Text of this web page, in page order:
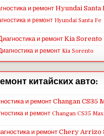
и ремонт Hyundai Santa Fe
и ремонт Kia Sorento
китайских авто:
и ремонт Changan CS35 Max